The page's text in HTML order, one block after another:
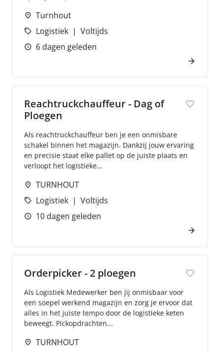
Turnhout
Logistiek
Voltijds
6 dagen geleden
Reachtruckchauffeur - Dag of
Ploegen
Als reachtruckchauffeur ben je een onmisbare
schakel binnen het magazijn. Dankzij jouw ervaring
en precisie staat elke pallet op de juiste plaats en
verloopt het logistieke...
TURNHOUT
Logistiek
Voltijds
10 dagen geleden
Orderpicker - 2 ploegen
Als Logistiek Medewerker ben jij onmisbaar voor
een soepel werkend magazijn en zorg je ervoor dat
alles in het juiste tempo door de logistieke keten
beweegt. Pickopdrachten...
TURNHOUT